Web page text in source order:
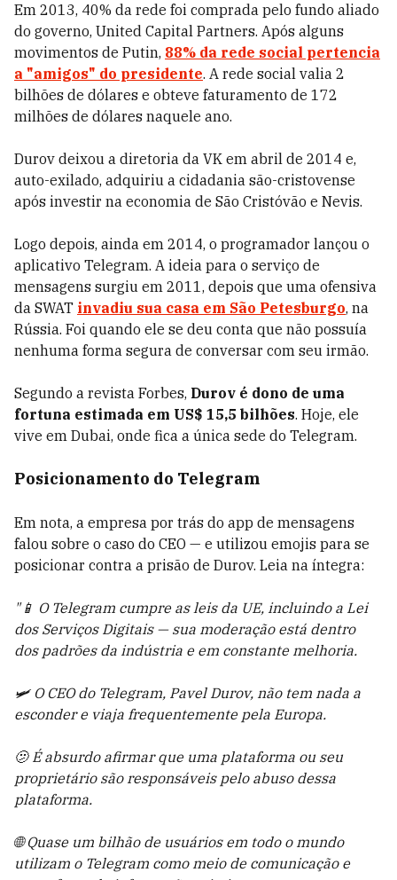
Em 2013, 40% da rede foi comprada pelo fundo aliado
do governo, United Capital Partners. Após alguns
movimentos de Putin, 88% da rede social pertencia
a "amigos" do presidente. A rede social valia 2
bilhões de dólares e obteve faturamento de 172
milhões de dólares naquele ano.
Durov deixou a diretoria da VK em abril de 2014 e,
auto-exilado, adquiriu a cidadania são-cristovense
após investir na economia de São Cristóvão e Nevis.
Logo depois, ainda em 2014, o programador lançou o
aplicativo Telegram. A ideia para o serviço de
mensagens surgiu em 2011, depois que uma ofensiva
da SWAT invadiu sua casa em São Petesburgo, na
Rússia. Foi quando ele se deu conta que não possuía
nenhuma forma segura de conversar com seu irmão.
Segundo a revista Forbes, Durov é dono de uma
fortuna estimada em US$ 15,5 bilhões. Hoje, ele
vive em Dubai, onde fica a única sede do Telegram.
Posicionamento do Telegram
Em nota, a empresa por trás do app de mensagens
falou sobre o caso do CEO — e utilizou emojis para se
posicionar contra a prisão de Durov. Leia na íntegra:
"📱 O Telegram cumpre as leis da UE, incluindo a Lei
dos Serviços Digitais — sua moderação está dentro
dos padrões da indústria e em constante melhoria.
🛩 O CEO do Telegram, Pavel Durov, não tem nada a
esconder e viaja frequentemente pela Europa.
🫤 É absurdo afirmar que uma plataforma ou seu
proprietário são responsáveis pelo abuso dessa
plataforma.
🌐 Quase um bilhão de usuários em todo o mundo
utilizam o Telegram como meio de comunicação e